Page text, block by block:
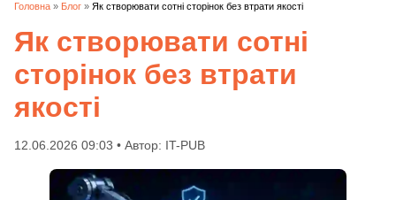
Головна » Блог » Як створювати сотні сторінок без втрати якості
Як створювати сотні
сторінок без втрати
якості
12.06.2026 09:03 • Автор: IT-PUB